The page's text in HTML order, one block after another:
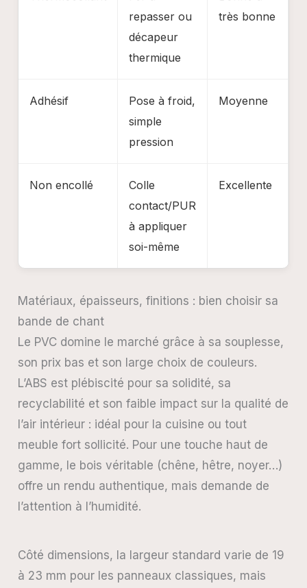
repasser ou
décapeur
thermique
très bonne
Adhésif
Pose à froid,
simple
pression
Moyenne
Non encollé
Colle
contact/PUR
à appliquer
soi-même
Excellente
Matériaux, épaisseurs, finitions : bien choisir sa
bande de chant
Le PVC domine le marché grâce à sa souplesse,
son prix bas et son large choix de couleurs.
L’ABS est plébiscité pour sa solidité, sa
recyclabilité et son faible impact sur la qualité de
l’air intérieur : idéal pour la cuisine ou tout
meuble fort sollicité. Pour une touche haut de
gamme, le bois véritable (chêne, hêtre, noyer…)
offre un rendu authentique, mais demande de
l’attention à l’humidité.
Côté dimensions, la largeur standard varie de 19
à 23 mm pour les panneaux classiques, mais